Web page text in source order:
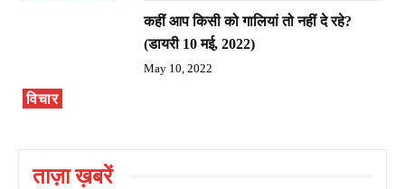
विचार
कहीं आप किसी को गालियां तो नहीं दे रहे?
(डायरी 10 मई, 2022)
May 10, 2022
ताज़ा ख़बरें